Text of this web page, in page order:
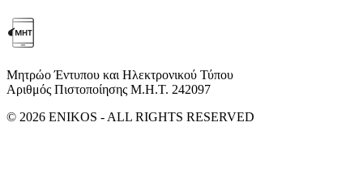
Μητρώο Έντυπου και Ηλεκτρονικού Τύπου
Αριθμός Πιστοποίησης Μ.Η.Τ. 242097
© 2026 ENIKOS - ALL RIGHTS RESERVED